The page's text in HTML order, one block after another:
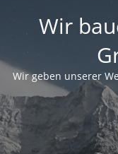
Wir
Wir geben unserer